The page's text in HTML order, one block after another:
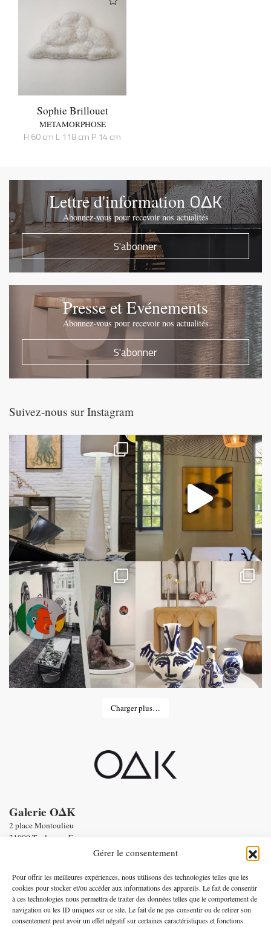
Gérer le consentement
Pour offrir les meilleures expériences, nous utilisons des technologies telles que les
cookies pour stocker et/ou accéder aux informations des appareils. Le fait de consentir
à ces technologies nous permettra de traiter des données telles que le comportement de
navigation ou les ID uniques sur ce site. Le fait de ne pas consentir ou de retirer son
consentement peut avoir un effet négatif sur certaines caractéristiques et fonctions.
Sophie Brillouet
METAMORPHOSE
H 60 cm L 118 cm P 14 cm
Lettre d'informationOΔK
Abonnez-vous pour recevoir nos actualités
S'abonner
Presse et Evénements
Abonnez-vous pour recevoir nos actualités
S'abonner
Suivez-nous sur Instagram
Charger plus…
Galerie OΔK
2 place Montoulieu
31000 Toulouse - France
+33 6 58 56 86 19
-Conditions générales de vente
-Mentions légales
Paiement par